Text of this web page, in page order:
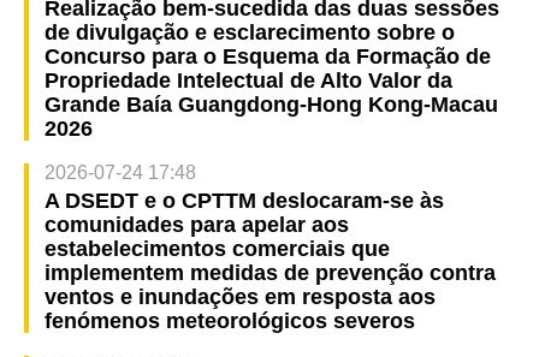
Realização bem-sucedida das duas sessões
de divulgação e esclarecimento sobre o
Concurso para o Esquema da Formação de
Propriedade Intelectual de Alto Valor da
Grande Baía Guangdong-Hong Kong-Macau
2026
2026-07-24 17:48
A DSEDT e o CPTTM deslocaram-se às
comunidades para apelar aos
estabelecimentos comerciais que
implementem medidas de prevenção contra
ventos e inundações em resposta aos
fenómenos meteorológicos severos